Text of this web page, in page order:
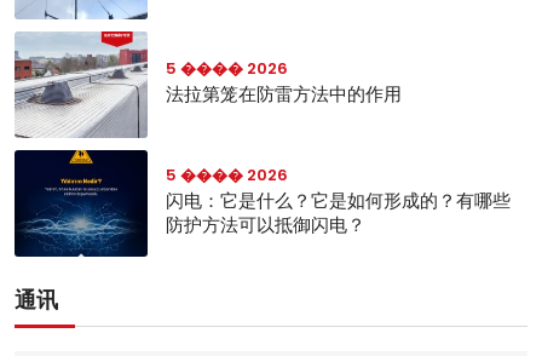
5 ���� 2026
法拉第笼在防雷方法中的作用
5 ���� 2026
闪电：它是什么？它是如何形成的？有哪些
防护方法可以抵御闪电？
通讯